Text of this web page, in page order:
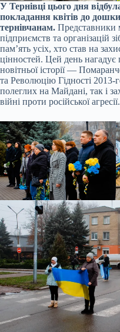
У Тернівці цього дня
покладання квітів до
тернівчанам. Представники
підприємств та організацій
пам’ять усіх, хто став на
цінностей. Цей день нагадує
новітньої історії —
та Революцію Гідності
полеглих на Майдані, так і
війні проти російської агресії.